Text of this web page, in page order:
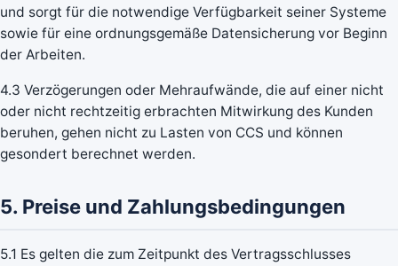
und sorgt für die notwendige Verfügbarkeit seiner Systeme
sowie für eine ordnungsgemäße Datensicherung vor Beginn
der Arbeiten.
4.3 Verzögerungen oder Mehraufwände, die auf einer nicht
oder nicht rechtzeitig erbrachten Mitwirkung des Kunden
beruhen, gehen nicht zu Lasten von CCS und können
gesondert berechnet werden.
5. Preise und Zahlungsbedingungen
5.1 Es gelten die zum Zeitpunkt des Vertragsschlusses